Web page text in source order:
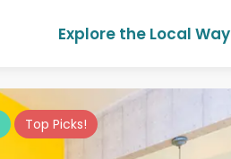
Explore the Local Way
Top Picks!